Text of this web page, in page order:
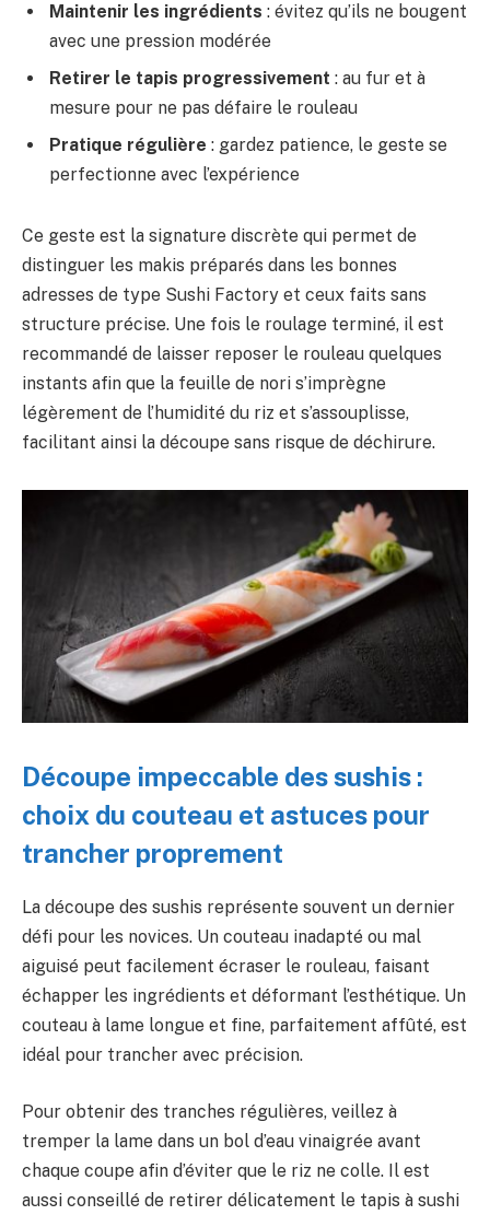
Maintenir les ingrédients : évitez qu’ils ne bougent
avec une pression modérée
Retirer le tapis progressivement : au fur et à
mesure pour ne pas défaire le rouleau
Pratique régulière : gardez patience, le geste se
perfectionne avec l’expérience
Ce geste est la signature discrète qui permet de
distinguer les makis préparés dans les bonnes
adresses de type Sushi Factory et ceux faits sans
structure précise. Une fois le roulage terminé, il est
recommandé de laisser reposer le rouleau quelques
instants afin que la feuille de nori s’imprègne
légèrement de l’humidité du riz et s’assouplisse,
facilitant ainsi la découpe sans risque de déchirure.
Découpe impeccable des sushis :
choix du couteau et astuces pour
trancher proprement
La découpe des sushis représente souvent un dernier
défi pour les novices. Un couteau inadapté ou mal
aiguisé peut facilement écraser le rouleau, faisant
échapper les ingrédients et déformant l’esthétique. Un
couteau à lame longue et fine, parfaitement affûté, est
idéal pour trancher avec précision.
Pour obtenir des tranches régulières, veillez à
tremper la lame dans un bol d’eau vinaigrée avant
chaque coupe afin d’éviter que le riz ne colle. Il est
aussi conseillé de retirer délicatement le tapis à sushi